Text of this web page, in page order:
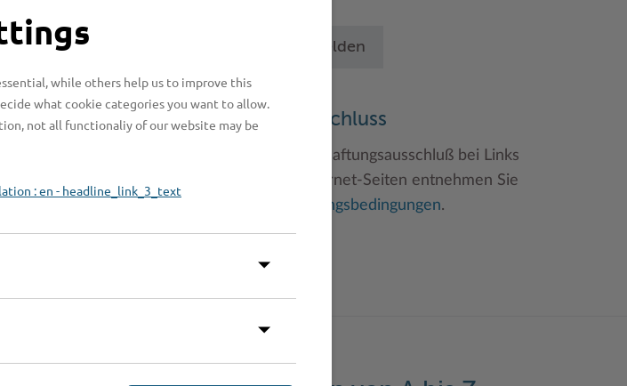
Betrieb anmelden
Haftungsauschluss
Hinweise zum Haftungsausschluß bei Links
zu anderen Internet-Seiten entnehmen Sie
Nutzungsbedingungen.
while others help us to improve this
what cookie categories you want to allow.
not all functionaliy of our website may be
: en - headline_link_3_text